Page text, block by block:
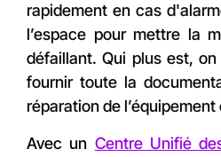
rapidement en cas
l’espace pour mettre la
défaillant. Qui plus est,
fournir toute la
réparation de l’équipement
Avec un Centre Unifié